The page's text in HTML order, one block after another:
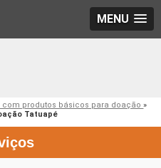
MENU
com produtos básicos para doação»
Tatuapé